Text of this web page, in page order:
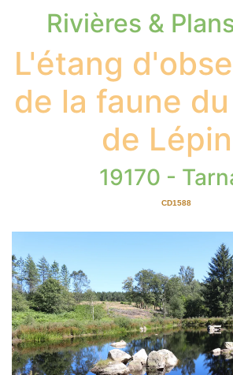
Rivières &
L'étang
de la faune
de
19170 -
CD1588